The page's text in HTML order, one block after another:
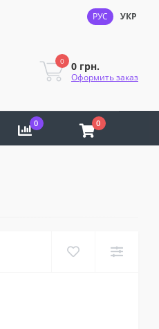
РУС УКР
0 0 грн.
Оформить заказ
0 0